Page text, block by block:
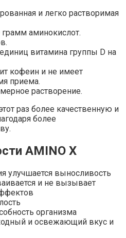
и легко растворимая
аминокислот.
витамина группы D на
кофеин и не имеет
приема.
растворение.
раз более качественную и
более
AMINO X
улучшается выносливость
и не вызывает
организма
и освежающий вкус и